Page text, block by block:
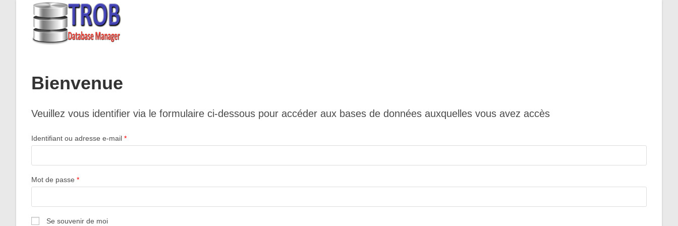
Bienvenue
Veuillez vous identifier via le formulaire ci-dessous pour accéder aux bases de données auxquelles vous avez accès
Identifiant ou adresse e-mail *
Mot de passe *
Se souvenir de moi